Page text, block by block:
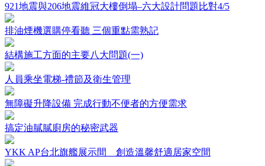
921地震與206地震維冠大樓倒塌–六大設計問題比對4/5
排油煙機選購停看聽 三個重點需熟記
結構施工方面的主要八大問題(一)
人員乘坐電梯-禮節及衛生管理
無障礙升降設備 完成行動不便者的方便需求
搞定油膩膩廚房的秘密武器
YKK AP台北旗艦展示間 創造溫馨舒適居家空間